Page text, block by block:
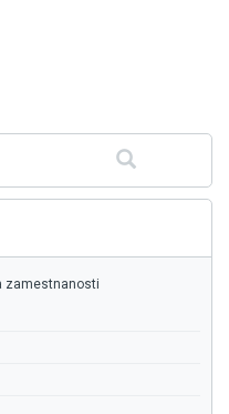
Hľadať
zamestnanosti